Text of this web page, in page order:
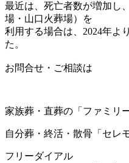
最近は、死亡者数が増加し
場・山口火葬場）を
利用する場合は、2024年よ
た。
お問合せ・ご相談は
家族葬・直葬の「ファミリ
自分葬・終活・散骨「セレ
フリーダイアル